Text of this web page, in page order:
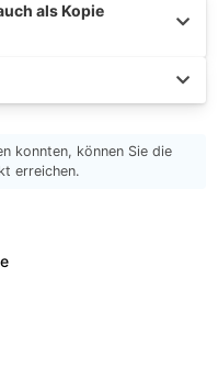
als Kopie
konnten, können Sie die
erreichen.